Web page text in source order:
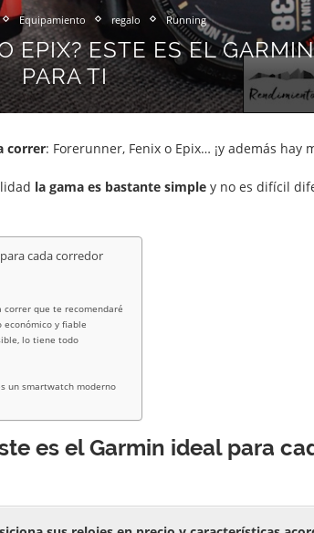
Equipamiento regalo Running
EPIX? ESTE ES EL
PARA TI
correr: Forerunner, Fenix o Epix… ¡y además hay
la gama es bastante simple y no es difícil
cada corredor
correr que te recomendaré
económico y fiable
lo tiene todo
un smartwatch moderno
es el Garmin ideal para